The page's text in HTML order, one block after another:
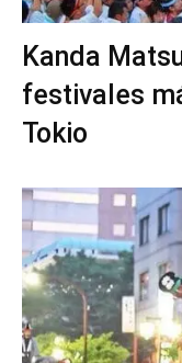
Kanda
festivales
Tokio